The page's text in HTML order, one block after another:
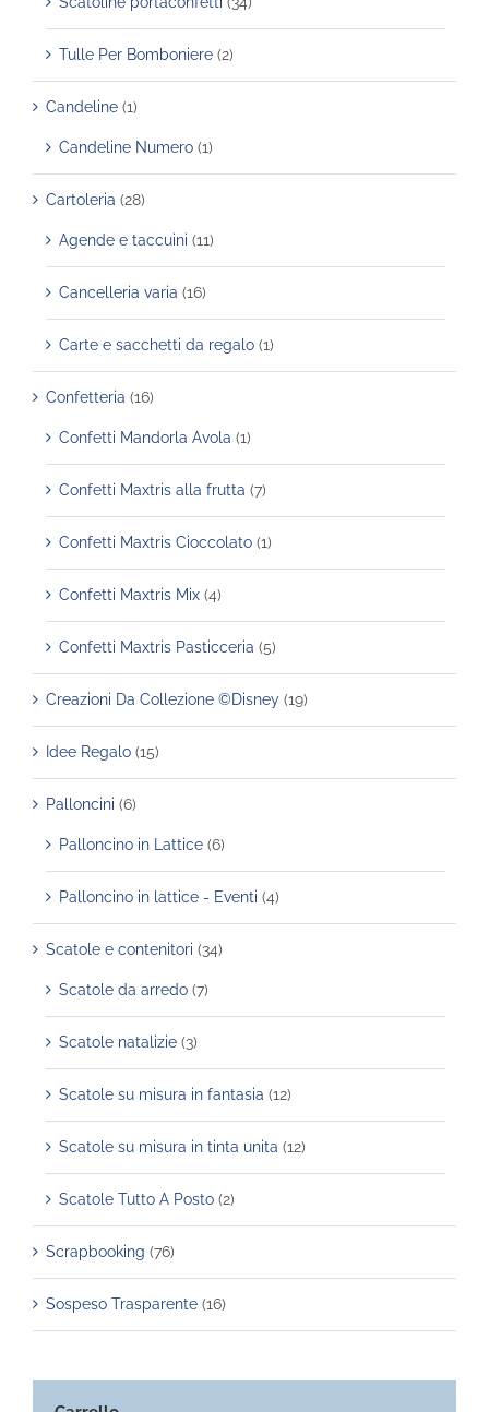
Tulle Per Bomboniere (2)
Candeline (1)
Candeline Numero (1)
Cartoleria (28)
Agende e taccuini (11)
Cancelleria varia (16)
Carte e sacchetti da regalo (1)
Confetteria (16)
Confetti Mandorla Avola (1)
Confetti Maxtris alla frutta (7)
Confetti Maxtris Cioccolato (1)
Confetti Maxtris Mix (4)
Confetti Maxtris Pasticceria (5)
Creazioni Da Collezione ©Disney (19)
Idee Regalo (15)
Palloncini (6)
Palloncino in Lattice (6)
Palloncino in lattice - Eventi (4)
Scatole e contenitori (34)
Scatole da arredo (7)
Scatole natalizie (3)
Scatole su misura in fantasia (12)
Scatole su misura in tinta unita (12)
Scatole Tutto A Posto (2)
Scrapbooking (76)
Sospeso Trasparente (16)